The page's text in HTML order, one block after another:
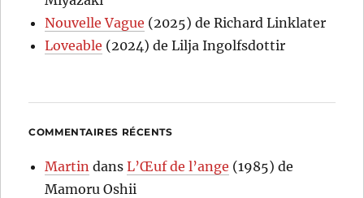
Nouvelle Vague (2025) de Richard Linklater
Loveable (2024) de Lilja Ingolfsdottir
COMMENTAIRES RÉCENTS
Martin dansL’Œuf de l’ange (1985) de
Mamoru Oshii